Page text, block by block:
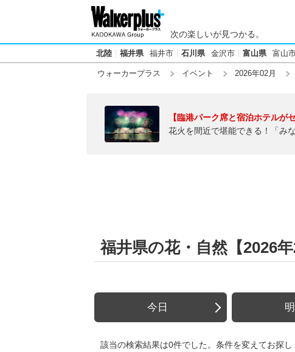
次の楽しいが見つかる。
北陸 福井県 福井市 石川県 金沢市 富山県 富山
ウォーカープラス イベント 2026年02月
【臨港パーク席と宿泊ホテルがセ
花火を間近で堪能できる！「み
福井県の花・自然【2026年
今日
該当の検索結果は0件でした。条件を変えてお探し